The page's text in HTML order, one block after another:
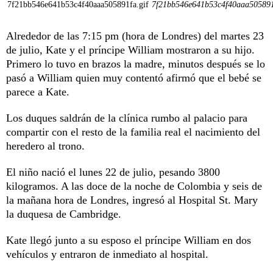
7f21bb546e641b53c4f40aaa505891fa.gif
Alrededor de las 7:15 pm (hora de Londres) del martes 23
de julio, Kate y el príncipe William mostraron a su hijo.
Primero lo tuvo en brazos la madre, minutos después se lo
pasó a William quien muy contentó afirmó que el bebé se
parece a Kate.
Los duques saldrán de la clínica rumbo al palacio para
compartir con el resto de la familia real el nacimiento del
heredero al trono.
El niño nació el lunes 22 de julio, pesando 3800
kilogramos. A las doce de la noche de Colombia y seis de
la mañana hora de Londres, ingresó al Hospital St. Mary
la duquesa de Cambridge.
Kate llegó junto a su esposo el príncipe William en dos
vehículos y entraron de inmediato al hospital.